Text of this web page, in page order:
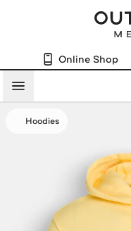
Online Shop
Menü
Hoodies